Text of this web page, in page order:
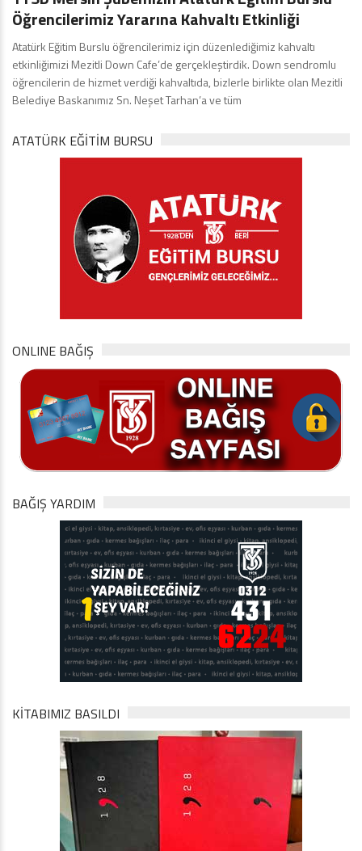
Öğrencilerimiz Yararına Kahvaltı Etkinliği
Atatürk Eğitim Burslu öğrencilerimiz için düzenlediğimiz kahvaltı
etkinliğimizi Mezitli Down Cafe’de gerçekleştirdik. Down sendromlu
öğrencilerin de hizmet verdiği kahvaltıda, bizlerle birlikte olan Mezitli
Belediye Baskanımız Sn. Neşet Tarhan’a ve tüm
ATATÜRK EĞITIM BURSU
ONLINE BAĞIŞ
BAĞIŞ YARDIM
KİTABIMIZ BASILDI